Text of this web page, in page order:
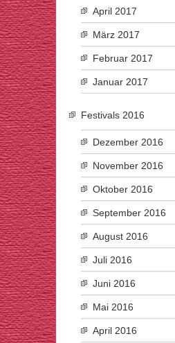
April 2017
März 2017
Februar 2017
Januar 2017
Festivals 2016
Dezember 2016
November 2016
Oktober 2016
September 2016
August 2016
Juli 2016
Juni 2016
Mai 2016
April 2016